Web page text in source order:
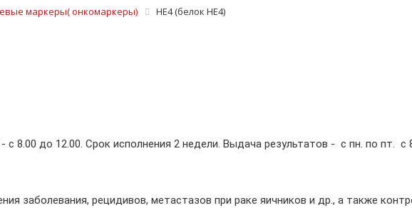
маркеры( онкомаркеры) HE4 (белок HE4)
8.00 до 12.00. Срок исполнения 2 недели. Выдача результатов - с пн. по пт. с
заболевания, рецидивов, метастазов при раке яичников и др., а также